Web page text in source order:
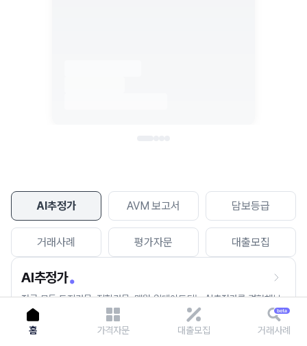
AI추정가 AVM 보고서 담보등급
거래사례 평가자문 대출모집
AI추정가
전국 모든 토지건물, 집합건물, 매월 업데이트되는 AI추정가를 경험해보
세요.
홈 가격자문 대출모집 거래사례